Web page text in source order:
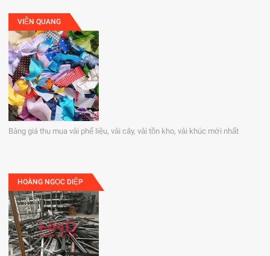
VIỄN QUANG
Bảng giá thu mua vải phế liệu, vải cây, vải tồn kho, vải khúc mới nhất
HOÀNG NGỌC DIỆP